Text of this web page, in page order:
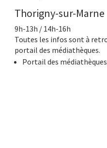
Thorigny-sur-Marne
9h-13h / 14h-16h
Toutes les infos sont à
portail des médiathèques.
Portail des médiathèques